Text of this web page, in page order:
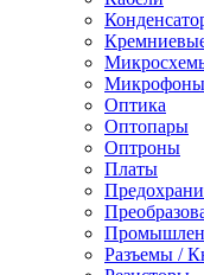
Оптика
Оптопары
Оптроны
Платы
Разъемы /